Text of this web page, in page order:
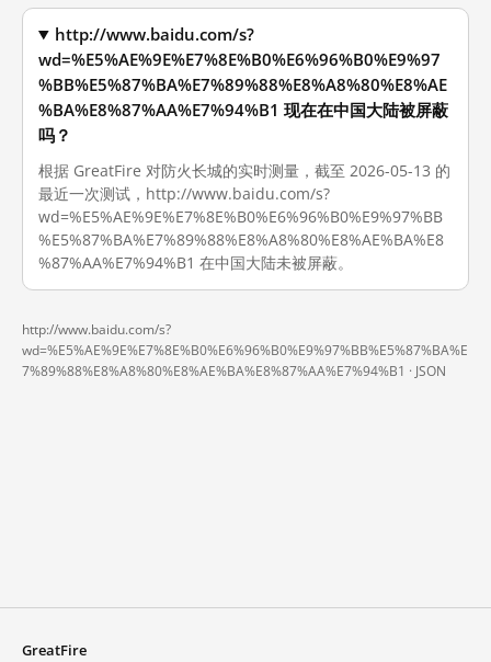
http://www.baidu.com/s?
wd=%E5%AE%9E%E7%8E%B0%E6%96%B0%E9%97
%BB%E5%87%BA%E7%89%88%E8%A8%80%E8%AE
%BA%E8%87%AA%E7%94%B1 现在在中国大陆被屏蔽
吗？
根据 GreatFire 对防火长城的实时测量，截至 2026-05-13 的
最近一次测试，http://www.baidu.com/s?
wd=%E5%AE%9E%E7%8E%B0%E6%96%B0%E9%97%BB
%E5%87%BA%E7%89%88%E8%A8%80%E8%AE%BA%E8
%87%AA%E7%94%B1 在中国大陆未被屏蔽。
http://www.baidu.com/s?
wd=%E5%AE%9E%E7%8E%B0%E6%96%B0%E9%97%BB%E5%87%BA%E
7%89%88%E8%A8%80%E8%AE%BA%E8%87%AA%E7%94%B1 · JSON
GreatFire